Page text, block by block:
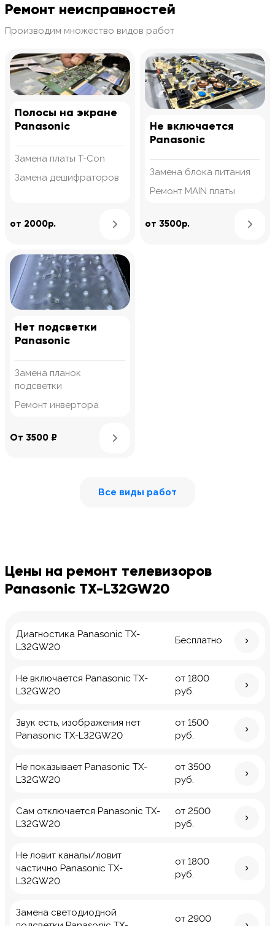
Ремонт неисправностей
Производим множество видов работ
Полосы на экране
Panasonic
Замена платы T-Con
Замена дешифраторов
от 2000р. Узнать подробнее
Не включается
Panasonic
Замена блока питания
Ремонт MAIN платы
от 3500р.
Нет подсветки
Panasonic
Замена планок
подсветки
Ремонт инвертора
От 3500 ₽
Все виды работ
Цены на ремонт телевизоров
Panasonic TX-L32GW20
Диагностика Panasonic TX-
L32GW20
Бесплатно
Не включается Panasonic TX-
L32GW20
от 1800
руб.
Звук есть, изображения нет
Panasonic TX-L32GW20
от 1500
руб.
Не показывает Panasonic TX-
L32GW20
от 3500
руб.
Сам отключается Panasonic TX-
L32GW20
от 2500
руб.
Не ловит каналы/ловит
частично Panasonic TX-
L32GW20
от 1800
руб.
Замена светодиодной
от 2900